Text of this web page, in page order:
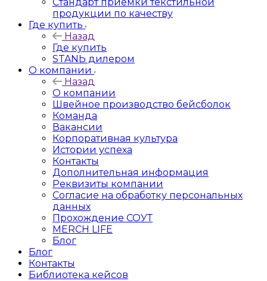
продукции по качеству
Где купить
Назад
Где купить
STANЬ дилером
О компании
Назад
О компании
Швейное производство бейсболок
Команда
Вакансии
Корпоративная культура
Истории успеха
Контакты
Дополнительная информация
Реквизиты компании
Согласие на обработку персональных
данных
Прохождение СОУТ
MERCH LIFE
Блог
Блог
Контакты
Библиотека кейсов